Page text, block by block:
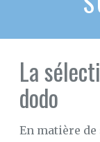
LATEX
LAINE
La
dodo
En matière